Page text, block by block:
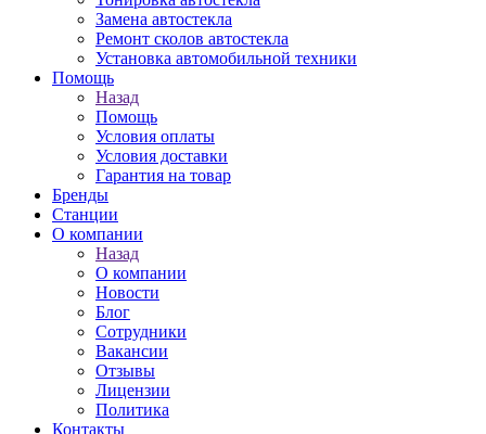
Замена автостекла
Ремонт сколов автостекла
Установка автомобильной техники
Помощь
Назад
Помощь
Условия оплаты
Условия доставки
Гарантия на товар
Бренды
Станции
О компании
Назад
О компании
Новости
Блог
Сотрудники
Вакансии
Отзывы
Лицензии
Политика
Контакты